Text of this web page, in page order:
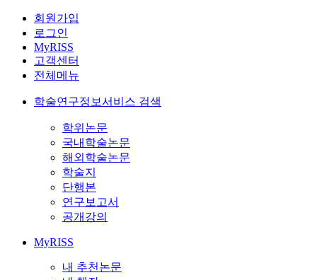
회원가입
로그인
MyRISS
고객센터
전체메뉴
학술연구정보서비스 검색
학위논문
국내학술논문
해외학술논문
학술지
단행본
연구보고서
공개강의
MyRISS
내 추천논문